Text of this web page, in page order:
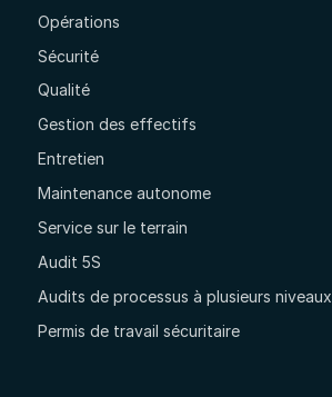
Opérations
Sécurité
Qualité
Gestion des effectifs
Entretien
Maintenance autonome
Service sur le terrain
Audit 5S
Audits de processus à plusieurs niveaux
Permis de travail sécuritaire